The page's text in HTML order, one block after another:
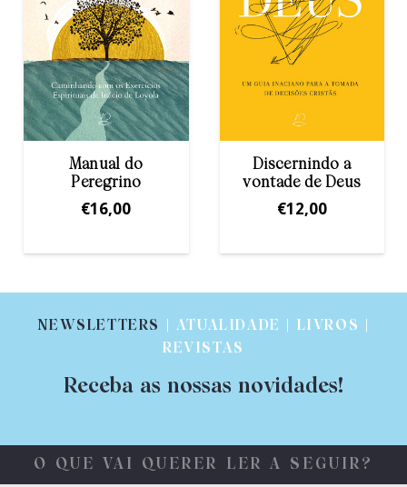
Manual do
Peregrino
€16,00
Discernindo a
vontade de Deus
€12,00
NEWSLETTERS
| ATUALIDADE | LIVROS |
REVISTAS
Receba as nossas novidades!
O QUE VAI QUERER LER A SEGUIR?